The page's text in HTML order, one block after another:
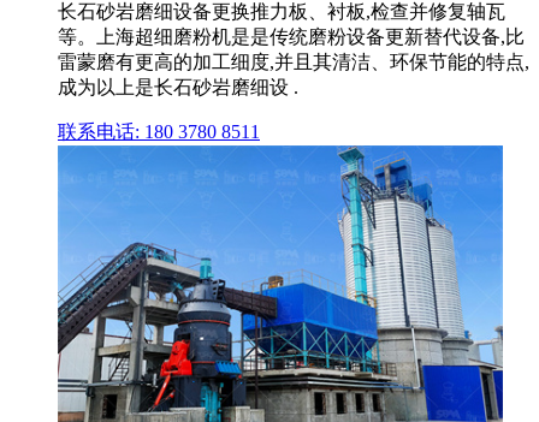
长石砂岩磨细设备更换推力板、衬板,检查并修复轴瓦
等。上海超细磨粉机是是传统磨粉设备更新替代设备,比
雷蒙磨有更高的加工细度,并且其清洁、环保节能的特点,
成为以上是长石砂岩磨细设 .
联系电话: 180 3780 8511